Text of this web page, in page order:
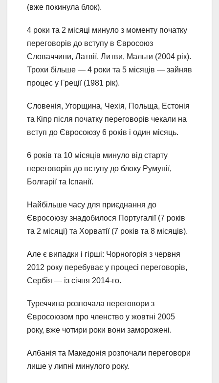
(вже покинула блок).
4 роки та 2 місяці минуло з моменту початку
переговорів до вступу в Євросоюз
Словаччини, Латвії, Литви, Мальти (2004 рік).
Трохи більше — 4 роки та 5 місяців — зайняв
процес у Греції (1981 рік).
Словенія, Угорщина, Чехія, Польща, Естонія
та Кіпр після початку переговорів чекали на
вступ до Євросоюзу 6 років і один місяць.
6 років та 10 місяців минуло від старту
переговорів до вступу до блоку Румунії,
Болгарії та Іспанії.
Найбільше часу для приєднання до
Євросоюзу знадобилося Португалії (7 років
та 2 місяці) та Хорватії (7 років та 8 місяців).
Але є випадки і гірші: Чорногорія з червня
2012 року перебуває у процесі переговорів,
Сербія — із січня 2014-го.
Туреччина розпочала переговори з
Євросоюзом про членство у жовтні 2005
року, вже чотири роки вони заморожені.
Албанія та Македонія розпочали переговори
лише у липні минулого року.